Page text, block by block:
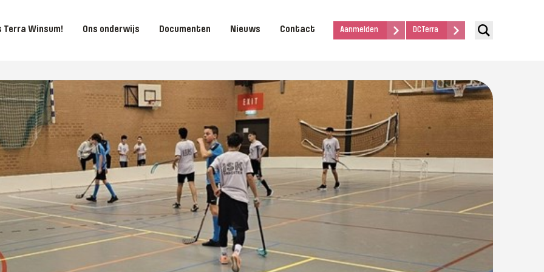
Terra Winsum! Ons onderwijs Documenten Nieuws Contact Aanmelden DCTerra